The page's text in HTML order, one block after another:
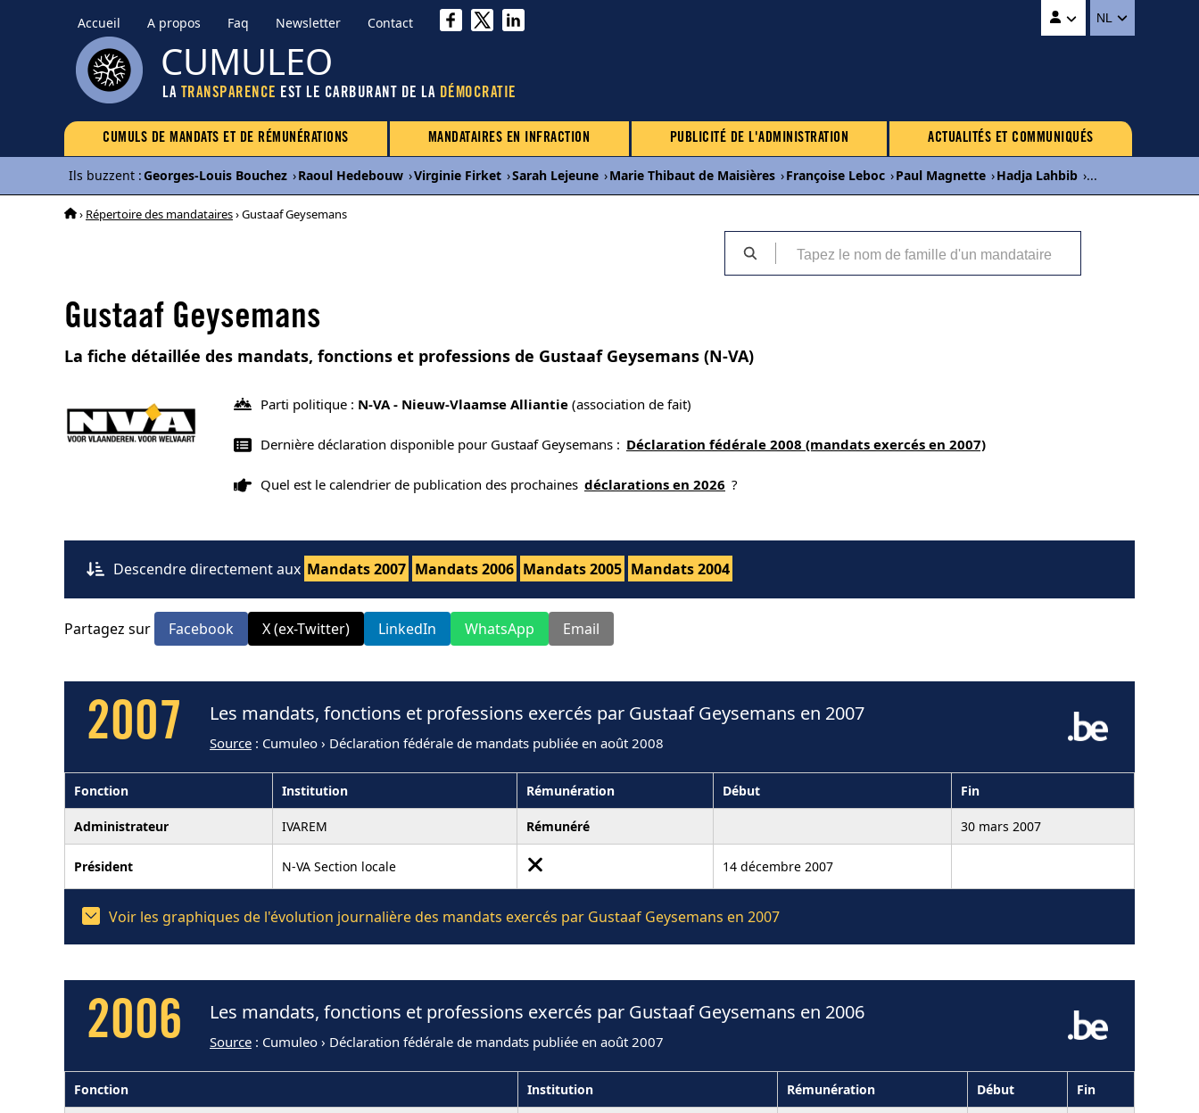
Accueil A propos Faq Newsletter Contact NL
CUMULEO
LA TRANSPARENCE EST LE CARBURANT DE LA DÉMOCRATIE
CUMULS DE MANDATS ET DE RÉMUNÉRATIONS MANDATAIRES EN INFRACTION PUBLICITÉ DE L'ADMINISTRATION ACTUALITÉS ET COMMUNIQUÉS
Ils buzzent :Georges-Louis Bouchez ›Raoul Hedebouw ›Virginie Firket ›Sarah Lejeune ›Marie Thibaut de Maisières ›Françoise Leboc ›Paul Magnette ›Hadja Lahbib ›...
› Répertoire des mandataires› Gustaaf Geysemans
Gustaaf Geysemans
La fiche détaillée des mandats, fonctions et professions de Gustaaf Geysemans (N-VA)
Parti politique : N-VA - Nieuw-Vlaamse Alliantie (association de fait)
Dernière déclaration disponible pour Gustaaf Geysemans : Déclaration fédérale 2008 (mandats exercés en 2007)
Quel est le calendrier de publication des prochaines déclarations en 2026 ?
Descendre directement aux Mandats 2007 Mandats 2006 Mandats 2005 Mandats 2004
Partagez sur Facebook X (ex-Twitter) LinkedIn WhatsApp Email
2007 Les mandats, fonctions et professions exercés par Gustaaf Geysemans en 2007
Source : Cumuleo › Déclaration fédérale de mandats publiée en août 2008
Fonction Institution Rémunération Début Fin
Administrateur IVAREM Rémunéré 30 mars 2007
Président N-VA Section locale 14 décembre 2007
Voir les graphiques de l'évolution journalière des mandats exercés par Gustaaf Geysemans en 2007
2006 Les mandats, fonctions et professions exercés par Gustaaf Geysemans en 2006
Source : Cumuleo › Déclaration fédérale de mandats publiée en août 2007
Fonction Institution Rémunération Début Fin